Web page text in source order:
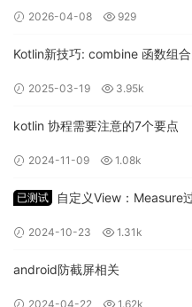
kotlin中特有的，那么kotlin中
键字呢？答：高阶函数！
只有高阶函数中才需要inline
Expected performance
with parameters of
联最适合带有函数类型参数的
2026-04-08 929
Kotlin新技巧: combine 函数组
2025-03-19 3.95k
kotlin 协程需要注意的7个要点
2024-11-09 1.08k
已测试
自定义View：Measure
2024-10-23 1.31k
android防截屏相关
2024-04-22 1.62k